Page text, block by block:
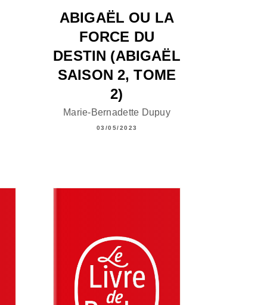
ABIGAËL OU LA
FORCE DU
DESTIN (ABIGAËL
SAISON 2, TOME
2)
Marie-Bernadette Dupuy
03/05/2023